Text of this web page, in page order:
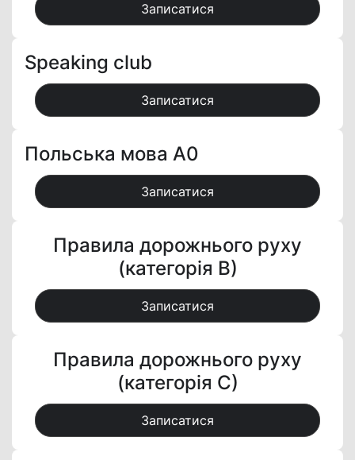
Записатися
Speaking club
Записатися
Польська мова А0
Записатися
Правила дорожнього руху
(категорія В)
Записатися
Правила дорожнього руху
(категорія С)
Записатися